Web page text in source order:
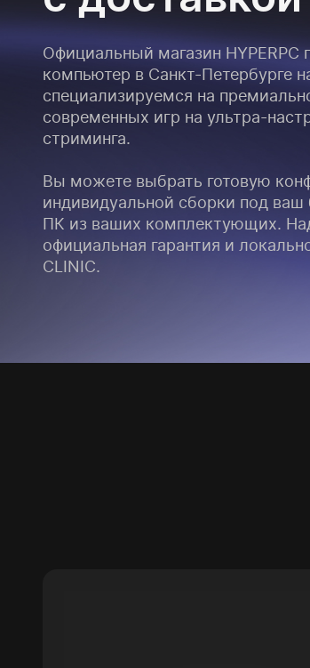
Официальный магазин HYPERPC
компьютер в Санкт-Петербурге
специализируемся на
современных игр на ультра-
стриминга.
Вы можете выбрать готовую
индивидуальной сборки под
ПК из ваших комплектующих.
официальная гарантия и
CLINIC.